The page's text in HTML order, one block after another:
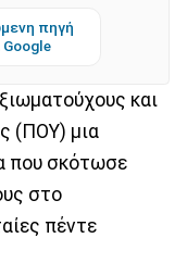
πηγή
και
(ΠΟΥ) μια
που σκότωσε
στο
πέντε